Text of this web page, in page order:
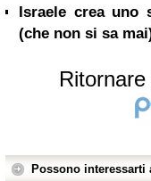
Israele crea uno
(che non si sa
Possono